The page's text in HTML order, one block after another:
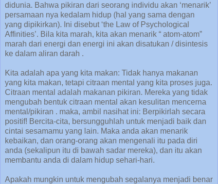
didunia. Bahwa pikiran dari seorang individu akan ‘menarik’
persamaan nya kedalam hidup (hal yang sama dengan
yang dipikirkan). Ini disebut ‘the Law of Psychological
Affinities’. Bila kita marah, kita akan menarik “ atom-atom”
marah dari energi dan energi ini akan disatukan / disintesis
ke dalam aliran darah .
Kita adalah apa yang kita makan: Tidak hanya makanan
yang kita makan, tetapi citraan mental yang kita proses juga.
Citraan mental adalah makanan pikiran. Mereka yang tidak
mengubah bentuk citraan mental akan kesulitan mencerna
mental/pikiran . maka, ambil nasihat ini: Berpikirlah secara
positif! Bercita-cita, bersungguhlah untuk menjadi baik dan
cintai sesamamu yang lain. Maka anda akan menarik
kebaikan, dan orang-orang akan mengenali itu pada diri
anda (sekalipun itu di bawah sadar mereka), dan itu akan
membantu anda di dalam hidup sehari-hari.
Apakah mungkin untuk mengubah segalanya menjadi benar